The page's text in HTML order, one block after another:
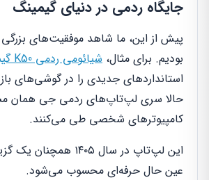
جایگاه ردمی در دنیای گیمینگ
پیش از این، ما شاهد موفقیت‌های
بودیم. برای مثال، شیائومی ردمی K50 گیمینگ
استانداردهای جدیدی را در گوشی‌های
حالا سری لپ‌تاپ‌های ردمی جی همان
کامپیوترهای شخصی طی می‌کنند.
این لپ‌تاپ در سال ۱۴۰۵
عین حال حرفه‌ای محسوب می‌شود.